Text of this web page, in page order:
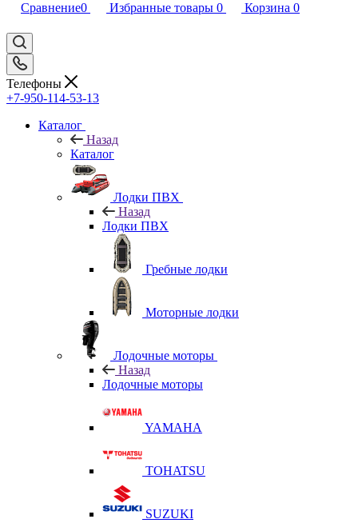
Сравнение0 Избранные товары 0 Корзина 0
Телефоны
+7-950-114-53-13
Каталог
Назад
Каталог
Лодки ПВХ
Назад
Лодки ПВХ
Гребные лодки
Моторные лодки
Лодочные моторы
Назад
Лодочные моторы
YAMAHA
TOHATSU
SUZUKI